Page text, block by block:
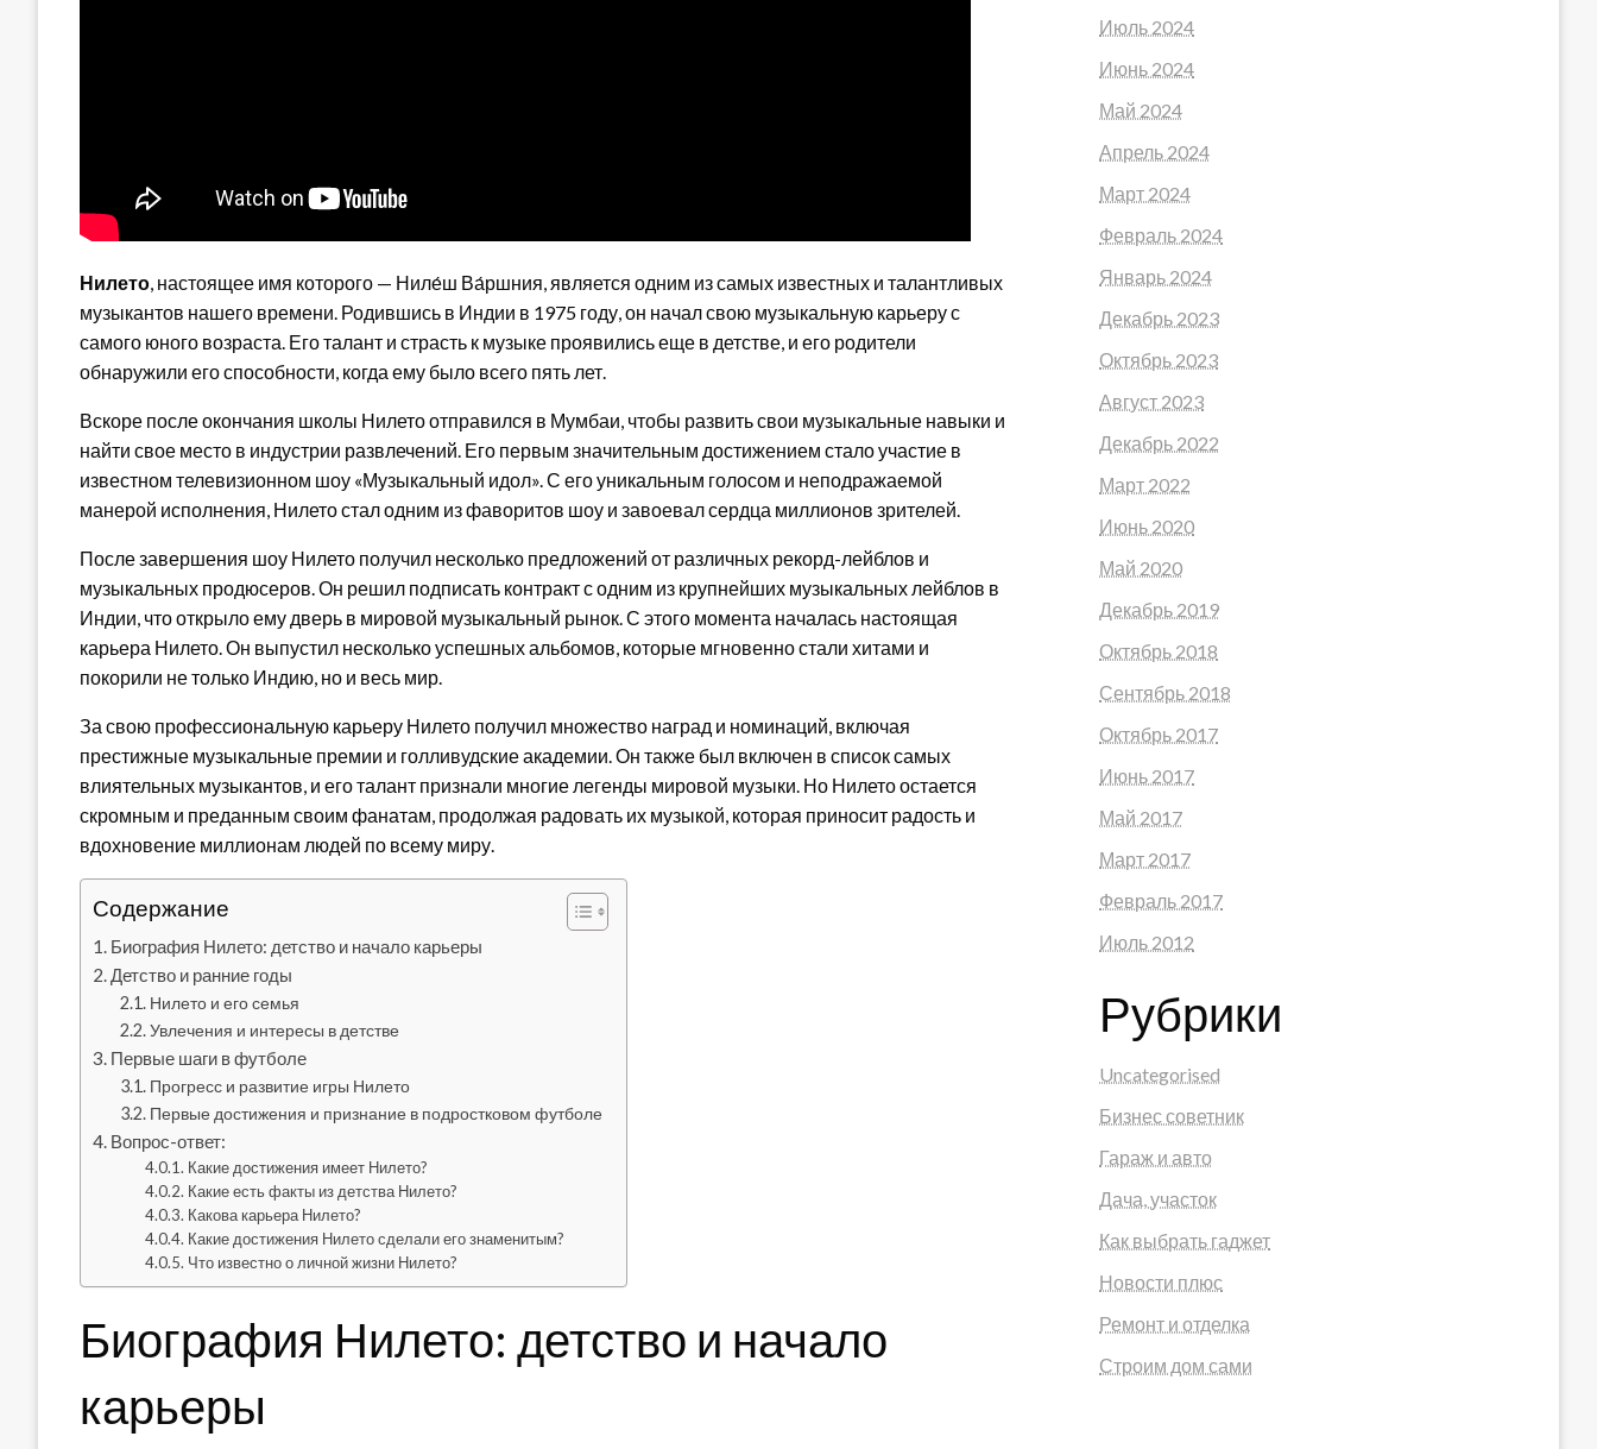
Нилето, настоящее имя которого — Ниле́ш Ва́ршния, является одним из самых известных и талантливых
музыкантов нашего времени. Родившись в Индии в 1975 году, он начал свою музыкальную карьеру с
самого юного возраста. Его талант и страсть к музыке проявились еще в детстве, и его родители
обнаружили его способности, когда ему было всего пять лет.
Вскоре после окончания школы Нилето отправился в Мумбаи, чтобы развить свои музыкальные навыки и
найти свое место в индустрии развлечений. Его первым значительным достижением стало участие в
известном телевизионном шоу «Музыкальный идол». С его уникальным голосом и неподражаемой
манерой исполнения, Нилето стал одним из фаворитов шоу и завоевал сердца миллионов зрителей.
После завершения шоу Нилето получил несколько предложений от различных рекорд-лейблов и
музыкальных продюсеров. Он решил подписать контракт с одним из крупнейших музыкальных лейблов в
Индии, что открыло ему дверь в мировой музыкальный рынок. С этого момента началась настоящая
карьера Нилето. Он выпустил несколько успешных альбомов, которые мгновенно стали хитами и
покорили не только Индию, но и весь мир.
За свою профессиональную карьеру Нилето получил множество наград и номинаций, включая
престижные музыкальные премии и голливудские академии. Он также был включен в список самых
влиятельных музыкантов, и его талант признали многие легенды мировой музыки. Но Нилето остается
скромным и преданным своим фанатам, продолжая радовать их музыкой, которая приносит радость и
вдохновение миллионам людей по всему миру.
Содержание
Биография Нилето: детство и начало карьеры
Детство и ранние годы
Нилето и его семья
Увлечения и интересы в детстве
Первые шаги в футболе
Прогресс и развитие игры Нилето
Первые достижения и признание в подростковом футболе
Вопрос-ответ:
Какие достижения имеет Нилето?
Какие есть факты из детства Нилето?
Какова карьера Нилето?
Какие достижения Нилето сделали его знаменитым?
Что известно о личной жизни Нилето?
Биография Нилето: детство и начало
карьеры
Июль 2024
Июнь 2024
Май 2024
Апрель 2024
Март 2024
Февраль 2024
Январь 2024
Декабрь 2023
Октябрь 2023
Август 2023
Декабрь 2022
Март 2022
Июнь 2020
Май 2020
Декабрь 2019
Октябрь 2018
Сентябрь 2018
Октябрь 2017
Июнь 2017
Май 2017
Март 2017
Февраль 2017
Июль 2012
Рубрики
Uncategorised
Бизнес советник
Гараж и авто
Дача, участок
Как выбрать гаджет
Новости плюс
Ремонт и отделка
Строим дом сами